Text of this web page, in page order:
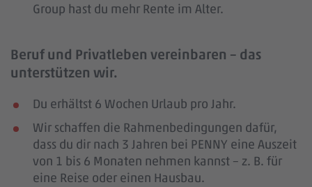
Group hast du mehr Rente im Alter.
Beruf und Privatleben vereinbaren – das
unterstützen wir.
Du erhältst 6 Wochen Urlaub pro Jahr.
Wir schaffen die Rahmenbedingungen dafür,
dass du dir nach 3 Jahren bei PENNY eine Auszeit
von 1 bis 6 Monaten nehmen kannst – z. B. für
eine Reise oder einen Hausbau.